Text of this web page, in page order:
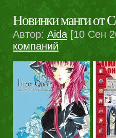
Новинки манги от
Автор: Aida [10 Сен
компаний